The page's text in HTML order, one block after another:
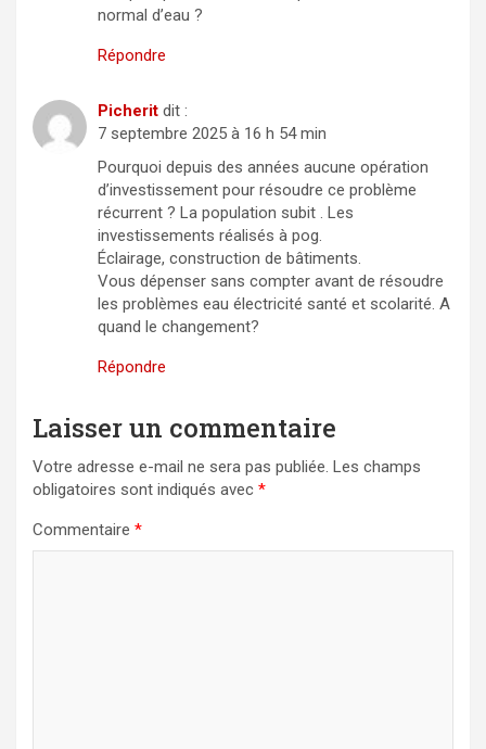
normal d’eau ?
Répondre
Picherit dit :
7 septembre 2025 à 16 h 54 min
Pourquoi depuis des années aucune opération
d’investissement pour résoudre ce problème
récurrent ? La population subit . Les
investissements réalisés à pog.
Éclairage, construction de bâtiments.
Vous dépenser sans compter avant de résoudre
les problèmes eau électricité santé et scolarité. A
quand le changement?
Répondre
Laisser un commentaire
Votre adresse e-mail ne sera pas publiée. Les champs
obligatoires sont indiqués avec *
Commentaire *